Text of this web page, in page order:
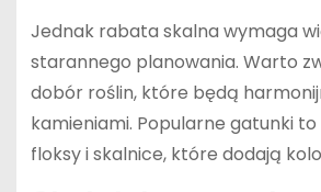
Jednak rabata skalna wymaga
starannego planowania. Warto
dobór roślin, które będą
kamieniami. Popularne gatunki
floksy i skalnice, które dodają